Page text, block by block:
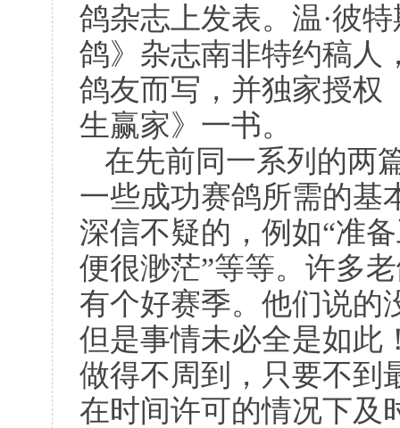
鸽杂志上发表。温·彼
鸽》杂志南非特约稿人
鸽友而写，并独家授权
生赢家》一书。
在先前同一系列的两
一些成功赛鸽所需的基
深信不疑的，例如“准
便很渺茫”等等。许多
有个好赛季。他们说的
但是事情未必全是如此
做得不周到，只要不到
在时间许可的情况下及